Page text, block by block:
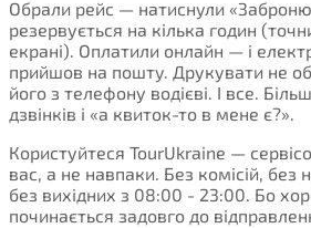
Обрали рейс — натиснули
резервується на кілька годин
екрані). Оплатили онлайн — і
прийшов на пошту. Друкувати не
його з телефону водієві. І все.
дзвінків і «а квиток-то в мене є?».
Користуйтеся TourUkraine —
вас, а не навпаки. Без комісій, без
без вихідних з 08:00 - 23:00. Бо
починається задовго до